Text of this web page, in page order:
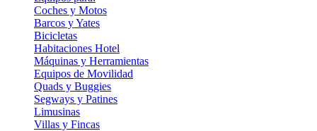
Coches y Motos
Barcos y Yates
Bicicletas
Habitaciones Hotel
Máquinas y Herramientas
Equipos de Movilidad
Quads y Buggies
Segways y Patines
Limusinas
Villas y Fincas